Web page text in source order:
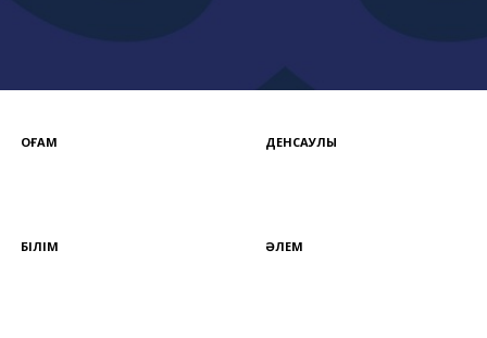
ҚОҒАМ ДЕНСАУЛЫҚ
БІЛІМ ӘЛЕМ